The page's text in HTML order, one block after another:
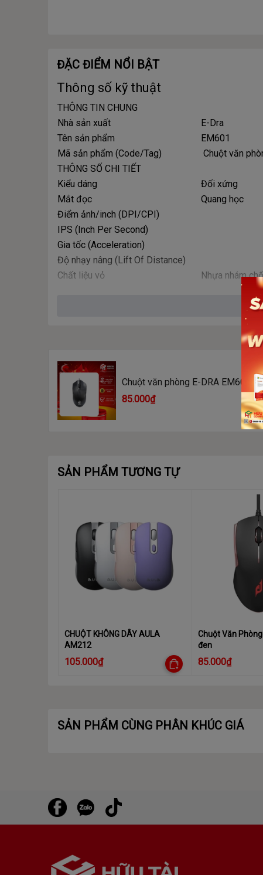
ĐẶC ĐIỂM NỔI BẬT
Thông số kỹ thuật
THÔNG TIN CHUNG
Nhà sản xuất
E-Dra
Tên sản phẩm
EM601
Mã sản phẩm (Code/Tag)
Chuột văn
THÔNG SỐ CHI TIẾT
Kiểu dáng
Đối xứng
Mắt đọc
Quang học
Điểm ảnh/inch (DPI/CPI)
IPS (Inch Per Second)
Gia tốc (Acceleration)
Độ nhạy nâng (Lift Of Distance)
Chất liệu vỏ
Nhựa nhám
Huano switch
Chuột văn phòng E-DRA EM601
85.000₫
SẢN PHẨM TƯƠNG TỰ
CHUỘT KHÔNG DÂY AULA
AM212
105.000₫
Chuột Văn
đen
85.000₫
SẢN PHẨM CÙNG PHÂN KHÚC GIÁ